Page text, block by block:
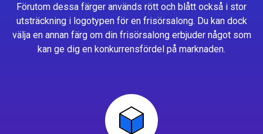
Förutom dessa färger används rött och blått också i stor
utsträckning i logotypen för en frisörsalong. Du kan dock
välja en annan färg om din frisörsalong erbjuder något som
kan ge dig en konkurrensfördel på marknaden.